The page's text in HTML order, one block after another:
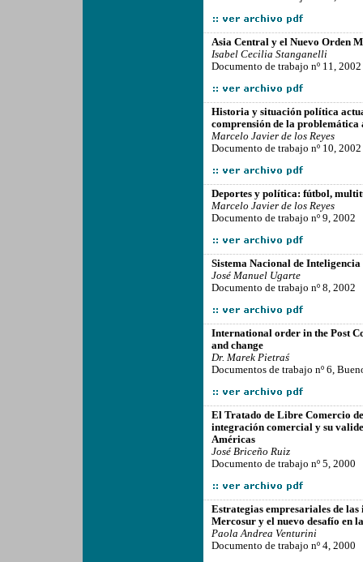
Asia Central y el Nuevo Orden
Isabel Cecilia Stanganelli
Documento de trabajo nº 11, 2002
Historia y situación política
comprensión de la problemática
Marcelo Javier de los Reyes
Documento de trabajo nº 10, 2002
Deportes y política: fútbol,
Marcelo Javier de los Reyes
Documento de trabajo nº 9, 2002
Sistema Nacional de
José Manuel Ugarte
Documento de trabajo nº 8, 2002
International order in the Post
and change
Dr. Marek Pietraś
Documentos de trabajo nº 6,
El Tratado de Libre Comercio
integración comercial y su
Américas
José Briceño Ruiz
Documento de trabajo nº 5, 2000
Estrategias empresariales de
Mercosur y el nuevo desafío en
Paola Andrea Venturini
Documento de trabajo nº 4, 2000